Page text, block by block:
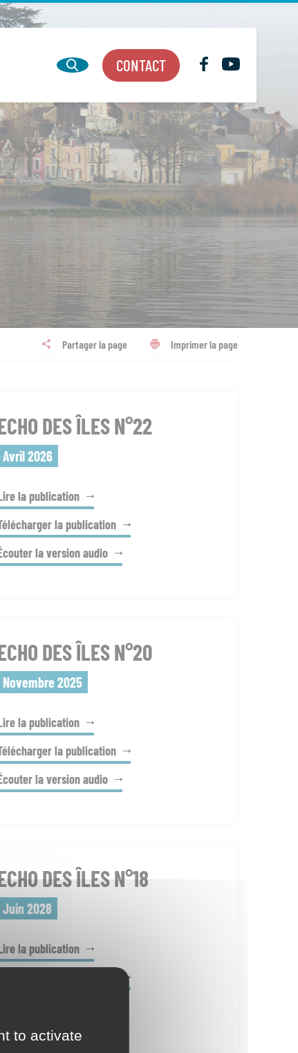
CONTACT
Partager la page Imprimer la page
DES ÎLES N°22
Avril 2026
la publication
la publication
la version audio
DES ÎLES N°20
Novembre 2025
la publication
la publication
la version audio
DES ÎLES N°18
Juin 2028
la publication
to activate